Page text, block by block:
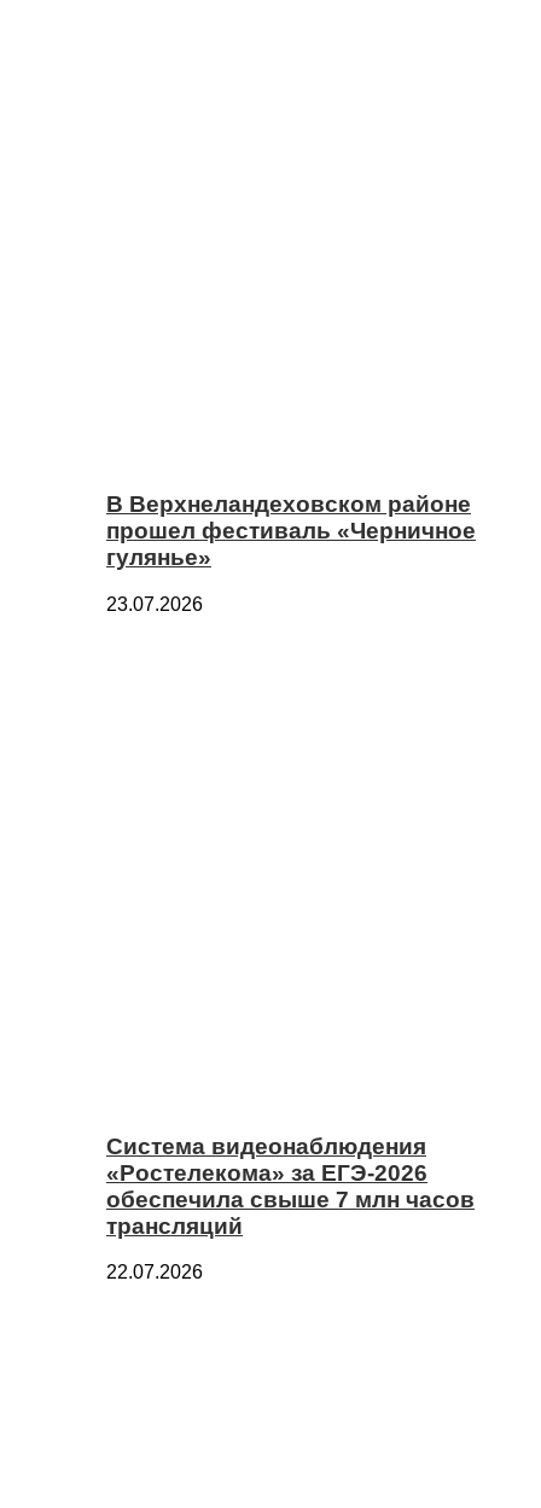
В Верхнеландеховском районе
прошел фестиваль «Черничное
гулянье»
23.07.2026
Система видеонаблюдения
«Ростелекома» за ЕГЭ-2026
обеспечила свыше 7 млн часов
трансляций
22.07.2026